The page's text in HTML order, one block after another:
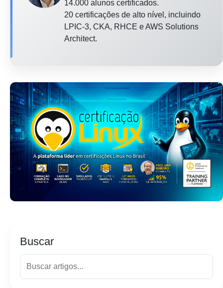
14.000 alunos certificados.
20 certificações de alto nível, incluindo
LPIC-3, CKA, RHCE e AWS Solutions
Architect.
Buscar